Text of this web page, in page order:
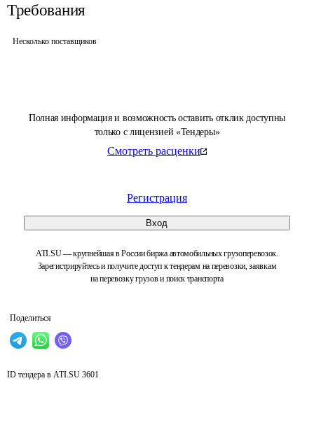
Полная информация и возможность оставить отклик доступны
только с лицензией «Тендеры»
Смотреть расценки
Регистрация
Вход
ATI.SU — крупнейшая в России биржа автомобильных грузоперевозок.
Зарегистрируйтесь и получите доступ к тендерам на перевозки, заявкам
на перевозку грузов и поиск транспорта
Поделиться
Требования
Несколько поставщиков
ID тендера в ATI.SU 3601